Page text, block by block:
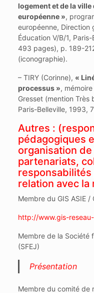
logement et de la
européenne »,
européenne, Direction
Éducation V/B/1,
493 pages), p. 189-
(iconographie).
– TIRY (Corinne), «
processus »,
Gresset (mention Très
Paris-Belleville, 1993,
Autres :
pédagogiques
organisation
partenariats,
relation avec la
Membre du GIS ASIE /
http://www.gis-
Membre de la Société
(SFEJ)
Présentation
Membre du comité de